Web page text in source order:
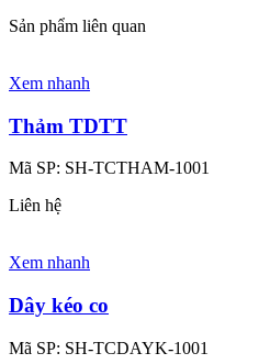
Sản phẩm liên quan
Xem nhanh
Thảm TDTT
Mã SP: SH-TCTHAM-1001
Liên hệ
Xem nhanh
Dây kéo co
Mã SP: SH-TCDAYK-1001